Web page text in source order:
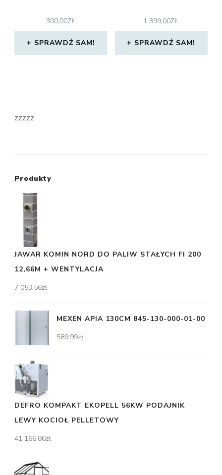
300,00ZŁ
SPRAWDŹ SAM!
1 399,00ZŁ
SPRAWDŹ SAM!
zzzzz
Produkty
JAWAR KOMIN NORD DO PALIW STAŁYCH FI 200
12,66M + WENTYLACJA
7 053,56zł
MEXEN APIA 130CM 845-130-000-01-00
589,99zł
DEFRO KOMPAKT EKOPELL 56KW PODAJNIK
LEWY KOCIOŁ PELLETOWY
41 166,86zł